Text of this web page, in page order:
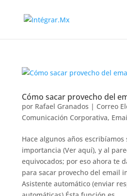
Cómo sacar provecho del
por Rafael Granados | Correo
Comunicación Corporativa,
Hace algunos años
importancia (Ver aquí), y al
equivocados; por eso ahora te
para sacar provecho del email
Asistente automático (enviar